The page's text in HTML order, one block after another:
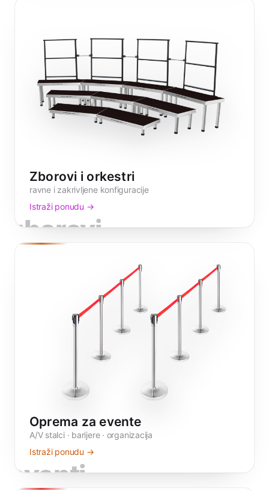
zborovi
Zborovi i orkestri
ravne i zakrivljene konfiguracije
Istraži ponudu →
eventi
Oprema za evente
A/V stalci · barijere · organizacija
Istraži ponudu →